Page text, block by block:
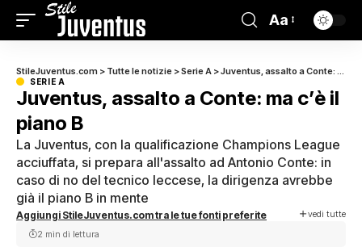
Aa
StileJuventus.com > Tutte le notizie >Serie A >Juventus, assalto a Conte: ma c’è il piano B
SERIE A
Juventus, assalto a Conte: ma c’è il
piano B
La Juventus, con la qualificazione Champions League
acciuffata, si prepara all'assalto ad Antonio Conte: in
caso di no del tecnico leccese, la dirigenza avrebbe
già il piano B in mente
Aggiungi StileJuventus.com tra le tue fonti preferite vedi tutte
2 min di lettura